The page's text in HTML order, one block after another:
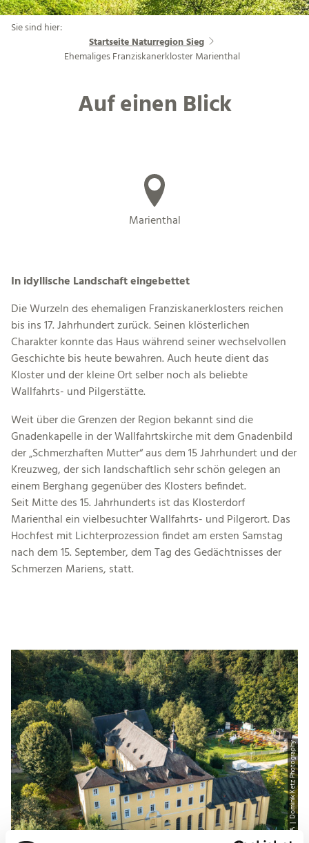
Sie sind hier:
Startseite Naturregion Sieg
Ehemaliges Franziskanerkloster Marienthal
Auf einen Blick
Marienthal
In idyllische Landschaft eingebettet
Die Wurzeln des ehemaligen Franziskanerklosters reichen
bis ins 17. Jahrhundert zurück. Seinen klösterlichen
Charakter konnte das Haus während seiner wechselvollen
Geschichte bis heute bewahren. Auch heute dient das
Kloster und der kleine Ort selber noch als beliebte
Wallfahrts- und Pilgerstätte.
Weit über die Grenzen der Region bekannt sind die
Gnadenkapelle in der Wallfahrtskirche mit dem Gnadenbild
der „Schmerzhaften Mutter“ aus dem 15 Jahrhundert und der
Kreuzweg, der sich landschaftlich sehr schön gelegen an
einem Berghang gegenüber des Klosters befindet.
Seit Mitte des 15. Jahrhunderts ist das Klosterdorf
Marienthal ein vielbesuchter Wallfahrts- und Pilgerort. Das
Hochfest mit Lichterprozession findet am ersten Samstag
nach dem 15. September, dem Tag des Gedächtnisses der
Schmerzen Mariens, statt.
© CC-BY-SA | Dominik Ketz Photography